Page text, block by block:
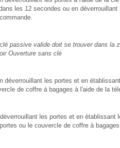
les 12 secondes ou en
passive valide doit se trouver dans la
Ouverture sans clé
déverrouillant les portes et en
de coffre à bagages à l'aide de la
les portes et en établissant
ou le couvercle de coffre à